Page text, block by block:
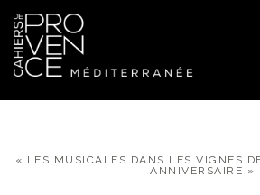
« LES MUSICALES DANS LES VIGNES
ANNIVERSAIRE »